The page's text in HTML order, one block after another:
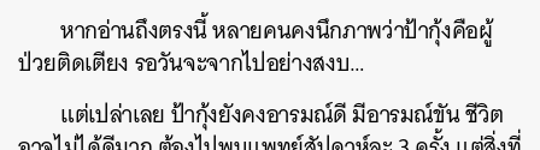
หากอ่านถึงตรงนี้ หลายคนคงนึกภาพว่าป้ากุ้งคือผู้
ป่วยติดเตียง รอวันจะจากไปอย่างสงบ…
แต่เปล่าเลย ป้ากุ้งยังคงอารมณ์ดี มีอารมณ์ขัน ชีวิต